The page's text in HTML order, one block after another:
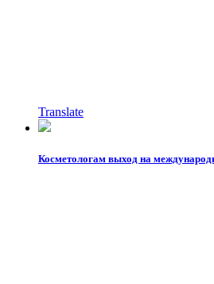
Translate
Косметологам выход на